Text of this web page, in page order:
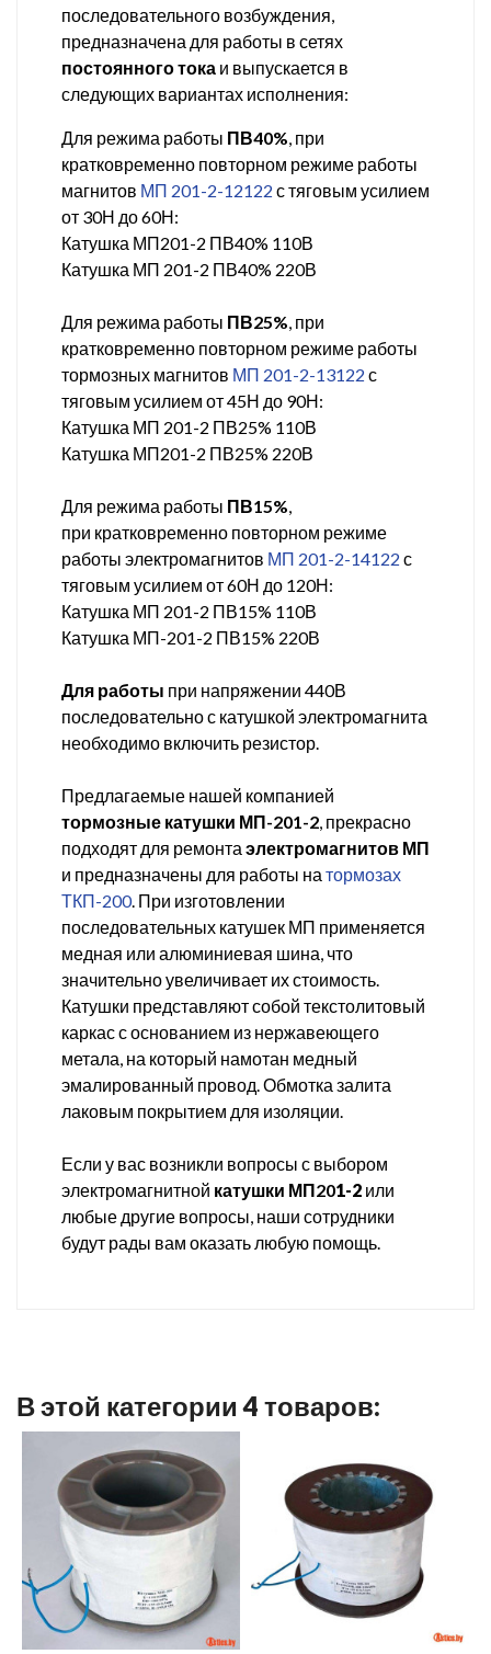
последовательного возбуждения,
предназначена для работы в сетях
постоянного тока и выпускается в
следующих вариантах исполнения:
Для режима работы ПВ40% , при
кратковременно повторном режиме работы
магнитов МП 201-2-12122 с тяговым усилием
от 30Н до 60Н:
Катушка МП201-2 ПВ40% 110В
Катушка МП 201-2 ПВ40% 220В
Для режима работы ПВ25% , при
кратковременно повторном режиме работы
тормозных магнитов МП 201-2-13122 с
тяговым усилием от 45Н до 90Н:
Катушка МП 201-2 ПВ25% 110В
Катушка МП201-2 ПВ25% 220В
Для режима работы ПВ15%
при кратковременно повторном режиме
работы электромагнитов МП 201-2-14122 с
тяговым усилием от 60Н до 120Н:
Катушка МП 201-2 ПВ15% 110В
Катушка МП-201-2 ПВ15% 220В
Для работы при напряжении 440В
последовательно с катушкой электромагнита
необходимо включить резистор.
Предлагаемые нашей компанией
тормозные катушки МП-201-2 , прекрасно
подходят для ремонта электромагнитов МП
и предназначены для работы на тормозах
ТКП-200. При изготовлении
последовательных катушек МП применяется
медная или алюминиевая шина, что
значительно увеличивает их стоимость.
Катушки представляют собой текстолитовый
каркас с основанием из нержавеющего
метала, на который намотан медный
эмалированный провод. Обмотка залита
лаковым покрытием для изоляции.
Если у вас возникли вопросы с выбором
электромагнитной катушки МП201-2 или
любые другие вопросы, наши сотрудники
будут рады вам оказать любую помощь.
В этой категории 4 товаров: